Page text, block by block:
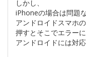
しかし、
iPhoneの場合は問題
アンドロイドスマホ
押すとそこでエラー
アンドロイドには対